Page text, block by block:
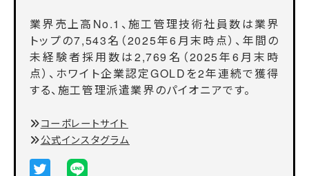
業界売上高No.1、施工管理技術社員数は業界
トップの7,543名（2025年6月末時点）、年間の
未経験者採用数は2,769名（2025年6月末時
点）、ホワイト企業認定GOLDを2年連続で獲得
する、施工管理派遣業界のパイオニアです。
コーポレートサイト
公式インスタグラム